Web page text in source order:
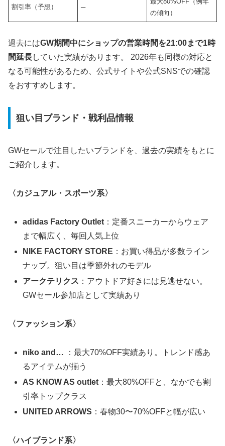
割引率（予想） ─
の傾向）
過去にはGW期間中にショップの営業時間を21:00まで1時
間延長していた実績があります。 2026年も同様の対応と
なる可能性があるため、公式サイトや公式SNSでの確認
をおすすめします。
狙い目ブランド・戦利品情報
GWセールで注目したいブランドを、過去の実績をもとに
ご紹介します。
〈カジュアル・スポーツ系〉
adidas Factory Outlet ：定番スニーカーからウェア
まで幅広く、毎回人気上位
NIKE FACTORY STORE ：お買い得品が多数ライン
ナップ。狙い目は季節外れのモデル
アークテリクス ：アウトドア好きには見逃せない。
GWセール参加店として実績あり
〈ファッション系〉
niko and… ：最大70%OFF実績あり。トレンド感あ
るアイテムが揃う
AS KNOW AS outlet ：最大80%OFFと、なかでも割
引率トップクラス
UNITED ARROWS ：春物30〜70%OFFと幅が広い
〈ハイブランド系〉